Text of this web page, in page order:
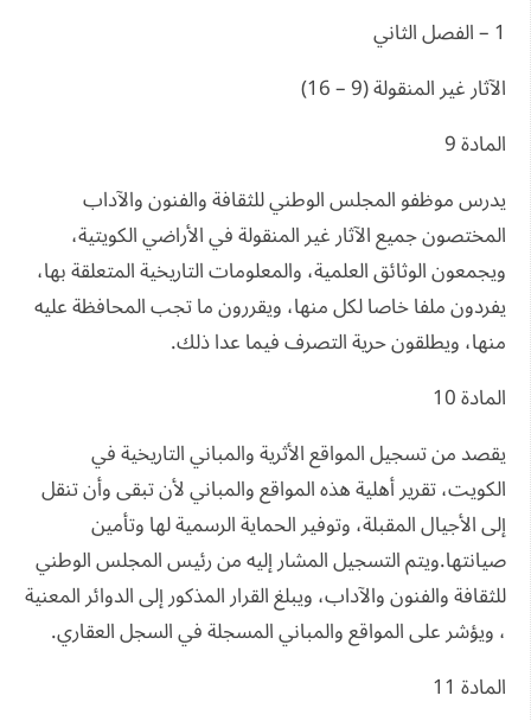
1 – الفصل الثاني
الآثار غير المنقولة (9 – 16)
المادة 9
يدرس موظفو المجلس الوطني للثقافة والفنون والآداب
المختصون جميع الآثار غير المنقولة في الأراضي الكويتية،
ويجمعون الوثائق العلمية، والمعلومات التاريخية المتعلقة بها،
يفردون ملفا خاصا لكل منها، ويقررون ما تجب المحافظة عليه
منها، ويطلقون حرية التصرف فيما عدا ذلك.
المادة 10
يقصد من تسجيل المواقع الأثرية والمباني التاريخية في
الكويت، تقرير أهلية هذه المواقع والمباني لأن تبقى وأن تنقل
إلى الأجيال المقبلة، وتوفير الحماية الرسمية لها وتأمين
صيانتها.ويتم التسجيل المشار إليه من رئيس المجلس الوطني
للثقافة والفنون والآداب، ويبلغ القرار المذكور إلى الدوائر المعنية
، ويؤشر على المواقع والمباني المسجلة في السجل العقاري.
المادة 11